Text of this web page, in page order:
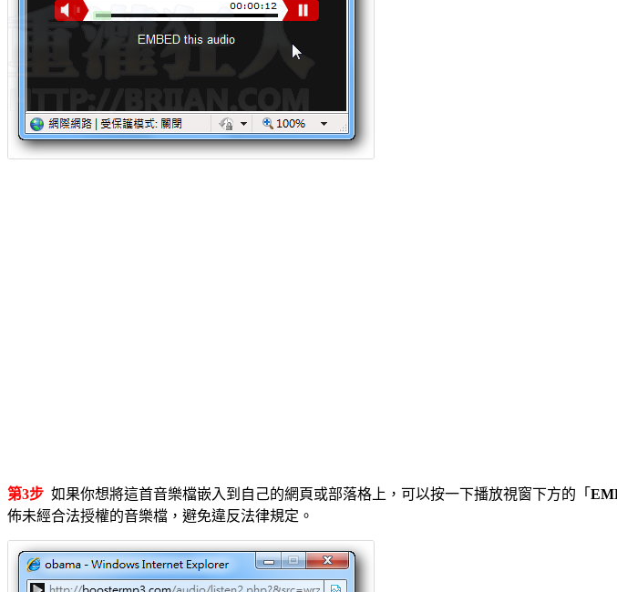
第3步 如果你想將這首音樂檔嵌入到自己的網頁或部落格上，可以按一下播放視窗下方的「
佈未經合法授權的音樂檔，避免違反法律規定。